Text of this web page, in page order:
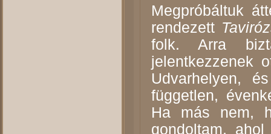
Megpróbáltuk
rendezett
folk. Arra
jelentkezzenek
Udvarhelyen,
független,
Ha más nem,
gondoltam,